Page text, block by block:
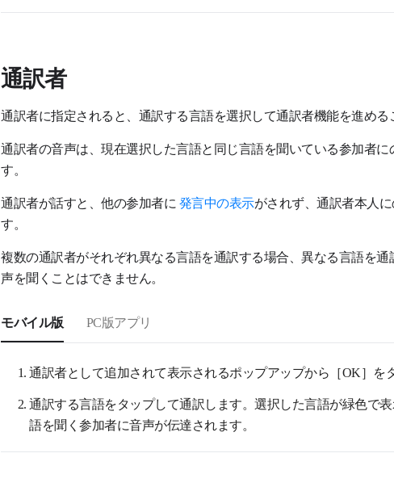
通訳者
通訳者に指定されると、通訳する言語を選択して通訳者機能を進め
通訳者の音声は、現在選択した言語と同じ言語を聞いている参加者
す。
通訳者が話すと、他の参加者に発言中の表示がされず、通訳者本人
す。
複数の通訳者がそれぞれ異なる言語を通訳する場合、異なる言語を
声を聞くことはできません。
モバイル版 PC版アプリ
通訳者として追加されて表示されるポップアップから［OK］を
通訳する言語をタップして通訳します。選択した言語が緑色で
語を聞く参加者に音声が伝達されます。